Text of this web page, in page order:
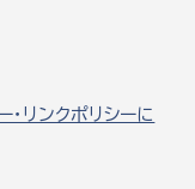
・リンクポリシーに